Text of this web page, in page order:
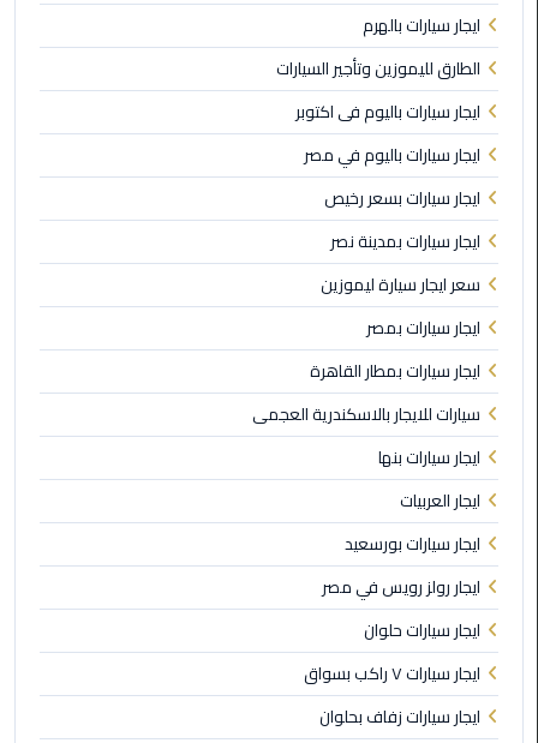
ليموزين
السويس
ليموزين
العين
السخنة
ليموزين
الغردقة
ليموزين
شرم
الشيخ
ليموزين
مرسي
علم
ليموزين
اسكندرية
ليموزين
الساحل
الشمالي
ايجار سيارات بالهرم
الطارق لليموزين وتأجير السيارات
ايجار سيارات باليوم فى اكتوبر
ايجار سيارات باليوم في مصر
ايجار سيارات بسعر رخيص
ايجار سيارات بمدينة نصر
سعر ايجار سيارة ليموزين
ايجار سيارات بمصر
ايجار سيارات بمطار القاهرة
سيارات للايجار بالاسكندرية العجمى
ايجار سيارات بنها
ايجار العربيات
ايجار سيارات بورسعيد
ايجار رولز رويس في مصر
ايجار سيارات حلوان
ايجار سيارات ٧ راكب بسواق
ايجار سيارات زفاف بحلوان